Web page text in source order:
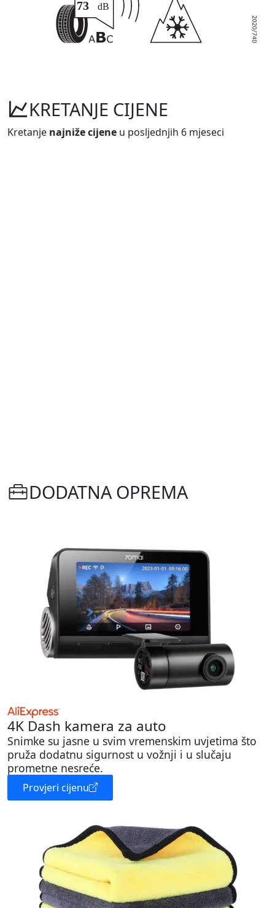
KRETANJE CIJENE
Kretanje najniže cijene u posljednjih 6 mjeseci
DODATNA OPREMA
4K Dash kamera za auto
Snimke su jasne u svim vremenskim uvjetima što
pruža dodatnu sigurnost u vožnji i u slučaju
prometne nesreće.
Provjeri cijenu